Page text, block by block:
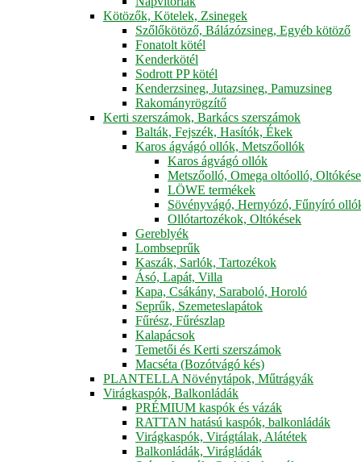
Kötözők, Kötelek, Zsinegek
Szőlőkötöző, Bálázózsineg, Egyéb kötöző
Fonatolt kötél
Kenderkötél
Sodrott PP kötél
Kenderzsineg, Jutazsineg, Pamuzsineg
Rakományrögzítő
Kerti szerszámok, Barkács szerszámok
Balták, Fejszék, Hasítók, Ékek
Karos ágvágó ollók, Metszőollók
Karos ágvágó ollók
Metszőolló, Omega oltóolló,
LÖWE termékek
Sövényvágó, Hernyózó, Fűnyíró
Ollótartozékok, Oltókések
Gereblyék
Lombseprűk
Kaszák, Sarlók, Tartozékok
Ásó, Lapát, Villa
Kapa, Csákány, Saraboló, Horoló
Seprűk, Szemeteslapátok
Fűrész, Fűrészlap
Kalapácsok
Temetői és Kerti szerszámok
Macséta (Bozótvágó kés)
PLANTELLA Növénytápok, Műtrágyák
Virágkaspók, Balkonládák
PRÉMIUM kaspók és vázák
RATTAN hatású kaspók, balkonládák
Virágkaspók, Virágtálak, Alátétek
Balkonládák, Virágládák